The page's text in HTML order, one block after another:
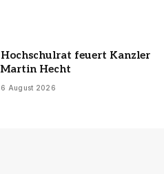
Hochschulrat feuert Kanzler
Martin Hecht
6 August 2026